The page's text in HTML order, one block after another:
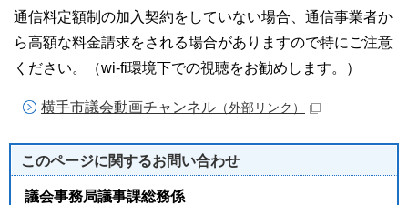
通信料定額制の加入契約をしていない場合、通信事業者か
ら高額な料金請求をされる場合がありますので特にご注意
ください。（wi-fi環境下での視聴をお勧めします。）
横手市議会動画チャンネル （外部リンク）
このページに関するお問い合わせ
議会事務局議事課総務係